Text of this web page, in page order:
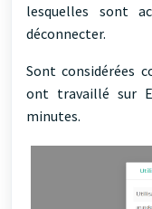
lesquelles sont
déconnecter.
Sont considérées
ont travaillé sur
minutes.